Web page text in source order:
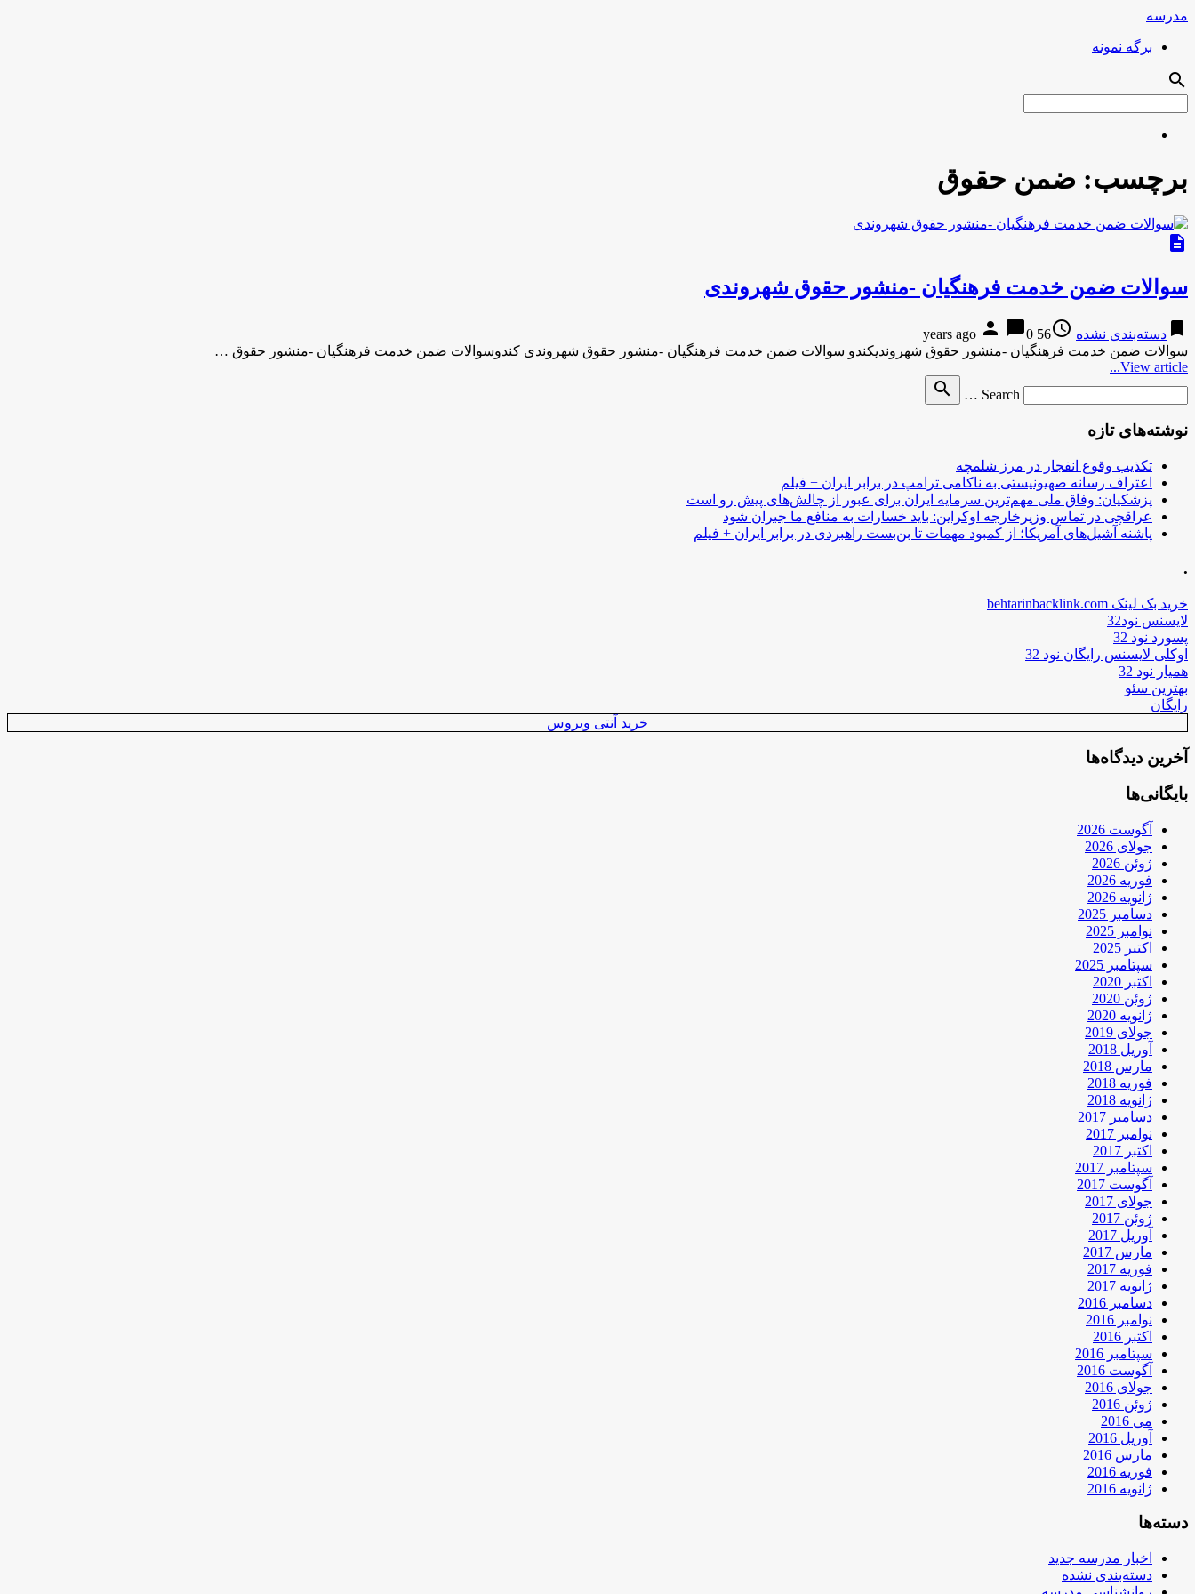
مدرسه
برگه نمونه
search
برچسب: ضمن حقوق
description
سوالات ضمن خدمت فرهنگیان -منشور حقوق شهروندی
bookmark دسته‌بندی نشده access_time
56 years ago
person chat_bubble0
سوالات ضمن خدمت فرهنگیان -منشور حقوق شهروندیکندو سوالات ضمن خدمت فرهنگیان -منشور حقوق شهروندی کندوسوالات ضمن خدمت فرهنگیان -منشور حقوق …
View article...
Search …
search
نوشته‌های تازه
تکذیب وقوع انفجار در مرز شلمچه
اعتراف رسانه صهیونیستی به ناکامی ترامپ در برابر ایران + فیلم
پزشکیان: وفاق ملی مهم‌ترین سرمایه ایران برای عبور از چالش‌های پیش رو است
عراقچی در تماس وزیرخارجه اوکراین: باید خسارات به منافع ما جبران شود
پاشنه آشیل‌های آمریکا؛ از کمبود مهمات تا بن‌بست راهبردی در برابر ایران + فیلم
.
خرید بک لینک behtarinbacklink.com
لایسنس نود32
پسورد نود 32
اوکلی لایسنس رایگان نود 32
همیار نود 32
بهترین سئو
رایگان
خرید آنتی ویروس
آخرین دیدگاه‌ها
بایگانی‌ها
آگوست 2026
جولای 2026
ژوئن 2026
فوریه 2026
ژانویه 2026
دسامبر 2025
نوامبر 2025
اکتبر 2025
سپتامبر 2025
اکتبر 2020
ژوئن 2020
ژانویه 2020
جولای 2019
آوریل 2018
مارس 2018
فوریه 2018
ژانویه 2018
دسامبر 2017
نوامبر 2017
اکتبر 2017
سپتامبر 2017
آگوست 2017
جولای 2017
ژوئن 2017
آوریل 2017
مارس 2017
فوریه 2017
ژانویه 2017
دسامبر 2016
نوامبر 2016
اکتبر 2016
سپتامبر 2016
آگوست 2016
جولای 2016
ژوئن 2016
می 2016
آوریل 2016
مارس 2016
فوریه 2016
ژانویه 2016
دسته‌ها
اخبار مدرسه جدید
دسته‌بندی نشده